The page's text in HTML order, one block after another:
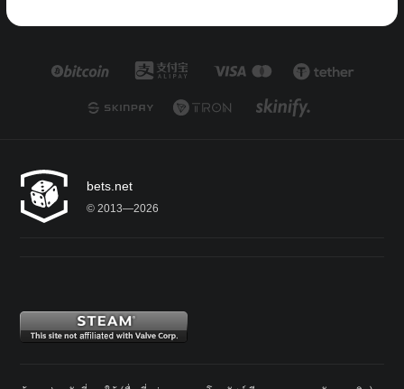
bets.net
© 2013—2026